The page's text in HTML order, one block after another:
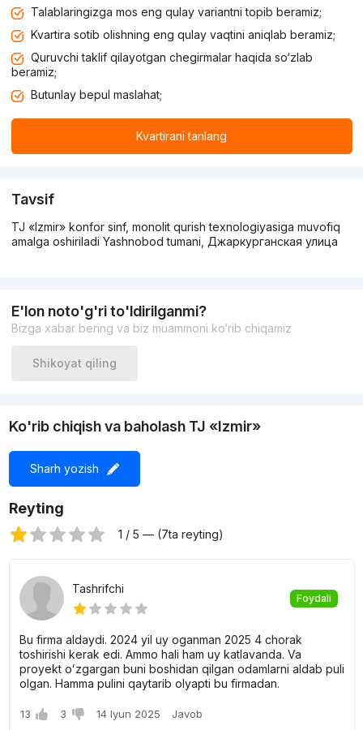
Talablaringizga mos eng qulay variantni topib beramiz;
Kvartira sotib olishning eng qulay vaqtini aniqlab beramiz;
Quruvchi taklif qilayotgan chegirmalar haqida so‘zlab
beramiz;
Butunlay bepul maslahat;
Kvartirani tanlang
Tavsif
TJ «Izmir» konfor sinf, monolit qurish texnologiyasiga muvofiq
amalga oshiriladi Yashnobod tumani, Джаркурганская улица
E'lon noto'g'ri to'ldirilganmi?
Bizga xabar bering va biz muammoni ko‘rib chiqamiz
Shikoyat qiling
Ko'rib chiqish va baholash TJ «Izmir»
Sharh yozish
Reyting
1 / 5 — (7ta reyting)
Tashrifchi
Foydali
Bu firma aldaydi. 2024 yil uy oganman 2025 4 chorak
toshirishi kerak edi. Ammo hali ham uy katlavanda. Va
proyekt oʻzgargan buni boshidan qilgan odamlarni aldab puli
olgan. Hamma pulini qaytarib olyapti bu firmadan.
13 3 14 Iyun 2025 Javob